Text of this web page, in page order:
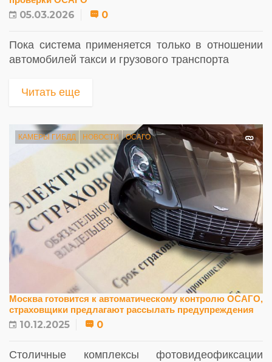
05.03.2026 0
Пока система применяется только в отношении
автомобилей такси и грузового транспорта
Читать еще
КАМЕРЫ ГИБДД НОВОСТИ ОСАГО
Москва готовится к автоматическому контролю ОСАГО,
страховщики предлагают рассылать предупреждения
10.12.2025 0
Столичные комплексы фотовидеофиксации